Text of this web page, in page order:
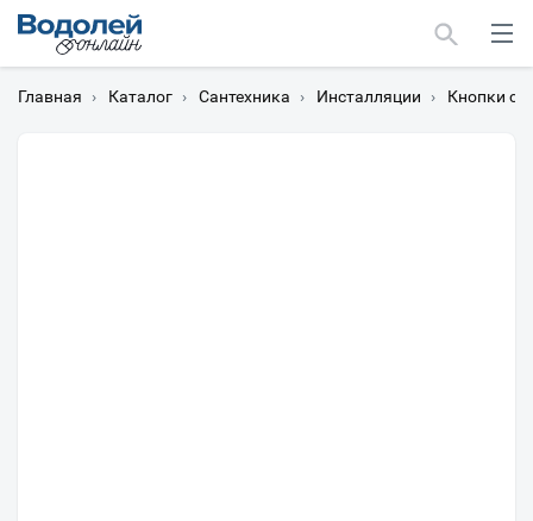
Главная › Каталог › Сантехника › Инсталляции › Кнопки